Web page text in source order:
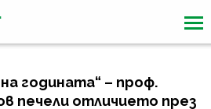
годината“ – проф.
печели отличието през